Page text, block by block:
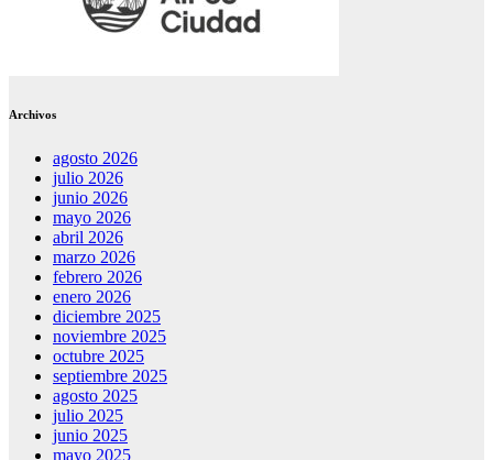
Archivos
agosto 2026
julio 2026
junio 2026
mayo 2026
abril 2026
marzo 2026
febrero 2026
enero 2026
diciembre 2025
noviembre 2025
octubre 2025
septiembre 2025
agosto 2025
julio 2025
junio 2025
mayo 2025